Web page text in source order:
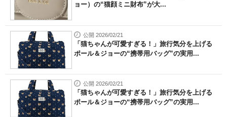
ョー）の“猫顔ミニ財布”が大...
公開 2026/02/21
「猫ちゃんが可愛すぎる！」旅行気分を上げる
ポール＆ジョーの“携帯用バッグ”の実用...
公開 2026/02/21
「猫ちゃんが可愛すぎる！」旅行気分を上げる
ポール＆ジョーの“携帯用バッグ”の実用...